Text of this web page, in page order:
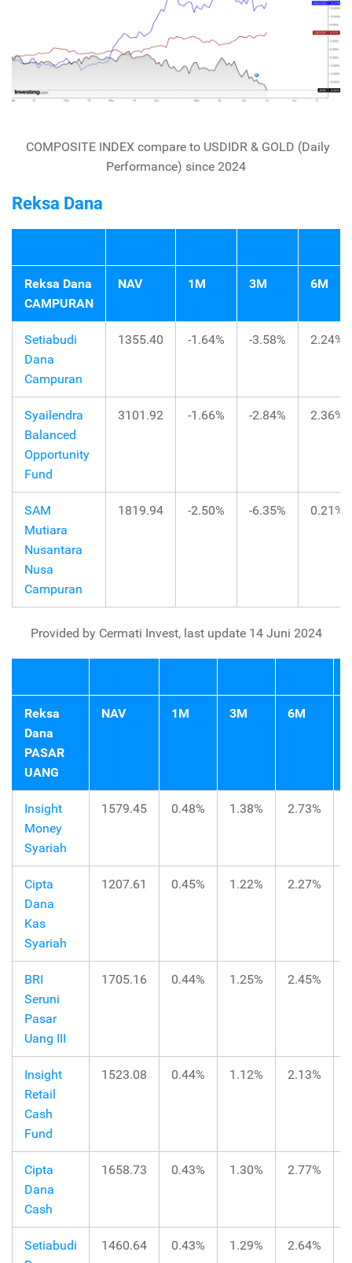
COMPOSITE INDEX compare to USDIDR & GOLD (Daily
Performance) since 2024
Reksa Dana
Reksa Dana
CAMPURAN
NAV 1M 3M 6M
Setiabudi
Dana
Campuran
1355.40 -1.64% -3.58% 2.24%
Syailendra
Balanced
Opportunity
Fund
3101.92 -1.66% -2.84% 2.36%
SAM
Mutiara
Nusantara
Nusa
Campuran
1819.94 -2.50% -6.35% 0.21%
Provided by Cermati Invest, last update 14 Juni 2024
Reksa
Dana
PASAR
UANG
NAV 1M 3M 6M
Insight
Money
Syariah
1579.45 0.48% 1.38% 2.73%
Cipta
Dana
Kas
Syariah
1207.61 0.45% 1.22% 2.27%
BRI
Seruni
Pasar
Uang III
1705.16 0.44% 1.25% 2.45%
Insight
Retail
Cash
Fund
1523.08 0.44% 1.12% 2.13%
Cipta
Dana
Cash
1658.73 0.43% 1.30% 2.77%
Setiabudi
1460.64 0.43% 1.29% 2.64%